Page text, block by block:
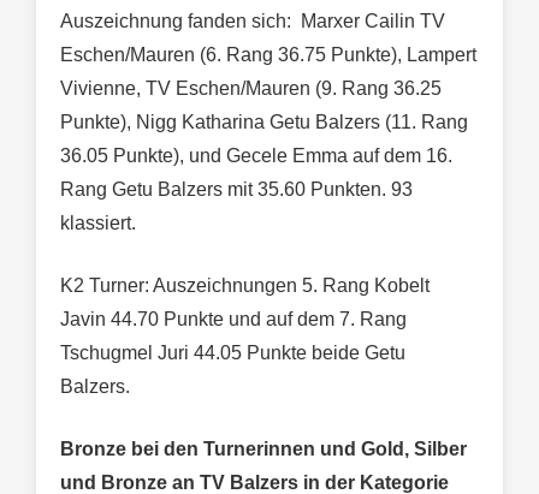
Auszeichnung fanden sich: Marxer Cailin TV
Eschen/Mauren (6. Rang 36.75 Punkte), Lampert
Vivienne, TV Eschen/Mauren (9. Rang 36.25
Punkte), Nigg Katharina Getu Balzers (11. Rang
36.05 Punkte), und Gecele Emma auf dem 16.
Rang Getu Balzers mit 35.60 Punkten. 93
klassiert.
K2 Turner: Auszeichnungen 5. Rang Kobelt
Javin 44.70 Punkte und auf dem 7. Rang
Tschugmel Juri 44.05 Punkte beide Getu
Balzers.
Bronze bei den Turnerinnen und Gold, Silber
und Bronze an TV Balzers in der Kategorie